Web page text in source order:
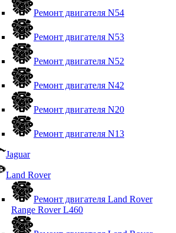
Ремонт двигателя N54
Ремонт двигателя N53
Ремонт двигателя N52
Ремонт двигателя N42
Ремонт двигателя N20
Ремонт двигателя N13
Jaguar
Land Rover
Ремонт двигателя Land Rover
Range Rover L460